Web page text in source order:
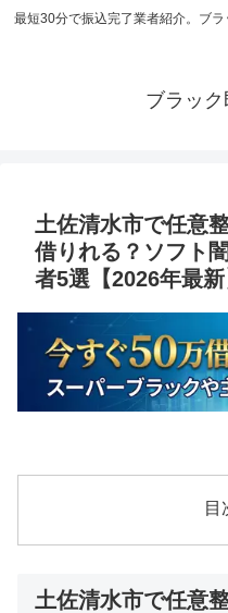
最短30分で振込完了業者紹介。ブ
ブラッ
土佐清水市で任意
借りれる？ソフト
者5選【2026年最新
目
土佐清水市で任意